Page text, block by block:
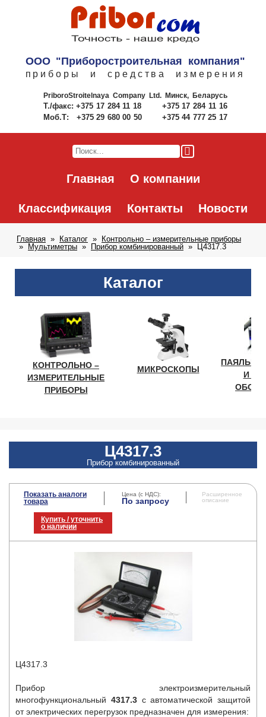
ООО "Приборостроительная компания"
приборы и средства измерения
PriboroStroitelnaya Company Ltd.Минск, Беларусь
Т./факс: +375 17 284 11 18
+375 17 284 11 16
Моб.Т:
+375 29 680 00 50 +375 44 777 25 17
Главная О компании
Классификация Контакты Новости
Главная Каталог
Контрольно – измерительные приборы
Мультиметры
Прибор комбинированный Ц4317.3
Каталог
КОНТРОЛЬНО –
ИЗМЕРИТЕЛЬНЫЕ
ПРИБОРЫ
МИКРОСКОПЫ
И
Ц4317.3
Прибор комбинированный
Показать аналоги
товара
Цена (с НДС):
По запросу
Расширенное
описание
Купить / уточнить
о наличии
Ц4317.3
Прибор электроизмерительный
многофункциональный 4317.3 с автоматической защитой
от электрических перегрузок предназначен для измерения: